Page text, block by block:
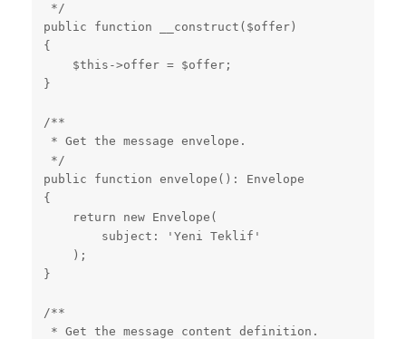
*/
public function __construct($offer)
{
    $this->offer = $offer;
}
/**
* Get the message envelope.
*/
public function envelope(): Envelope
{
    return new Envelope(
        subject: 'Yeni Teklif'
    );
}
/**
* Get the message content definition.